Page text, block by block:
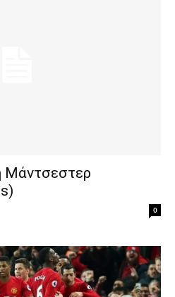
Μάντσεστερ
0